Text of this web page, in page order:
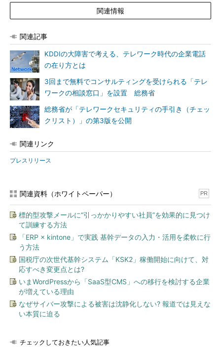
関連情報
関連記事
KDDIの大障害で考える、テレワーク時代の企業電話
の在り方とは
3回まで無料でコンサルティングを受けられる「テレ
ワークの相談窓口」を設置 総務省
総務省が「テレワークセキュリティの手引き（チェッ
クリスト）」の第3版を公開
関連リンク
プレスリリース
関連資料（ホワイトペーパー） PR
標的型攻撃メールに“引っかかりやすい社員”を効果的に見つけ
て訓練する方法
「ERP × kintone」で実践 基幹データの入力・活用を柔軟に行
う方法
国税庁の次世代基幹システム「KSK2」稼働開始に向けて、対
応すべき変更点とは?
いまWordPressから「SaaS型CMS」への移行を検討する企業
が増えている理由
なぜサイバー攻撃による被害は沈静化しない? 報道では見えな
い本質に迫る
チェックしておきたい人気記事